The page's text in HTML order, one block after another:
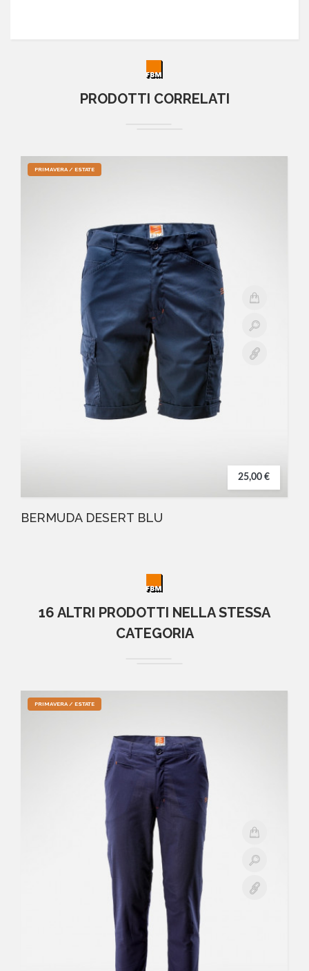
PRODOTTI CORRELATI
PRIMAVERA / ESTATE
25,00 €
BERMUDA DESERT BLU
16 ALTRI PRODOTTI NELLA STESSA
CATEGORIA
PRIMAVERA / ESTATE